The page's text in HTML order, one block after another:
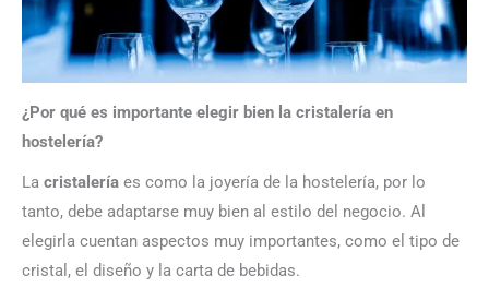
¿Por qué es importante elegir bien la cristalería en
hostelería?
La cristalería es como la joyería de la hostelería, por lo
tanto, debe adaptarse muy bien al estilo del negocio. Al
elegirla cuentan aspectos muy importantes, como el tipo de
cristal, el diseño y la carta de bebidas.